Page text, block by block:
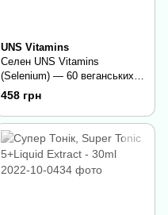
UNS Vitamins
Селен UNS Vitamins
(Selenium) — 60 веганських
капсул
458 грн